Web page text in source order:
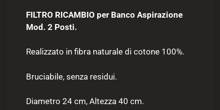
FILTRO RICAMBIO per Banco Aspirazione
Mod. 2 Posti.
Realizzato in fibra naturale di cotone 100%.
Bruciabile, senza residui.
Diametro 24 cm, Altezza 40 cm.